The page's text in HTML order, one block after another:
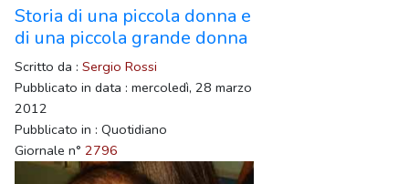
Storia di una piccola donna e
di una piccola grande donna
Scritto da : Sergio Rossi
Pubblicato in data : mercoledì, 28 marzo
2012
Pubblicato in : Quotidiano
Giornale n° 2796